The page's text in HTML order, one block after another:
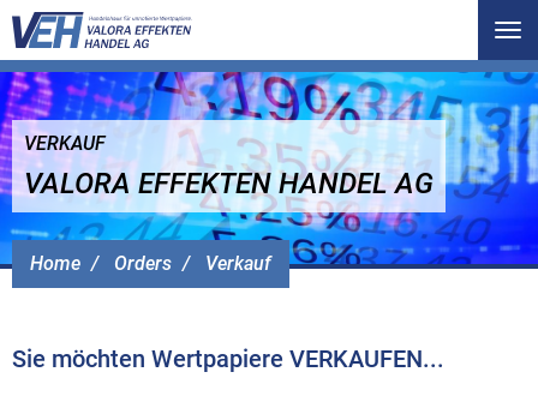
Home Orders Verkauf
VERKAUF
VALORA EFFEKTEN HANDEL AG
Sie möchten Wertpapiere VERKAUFEN...